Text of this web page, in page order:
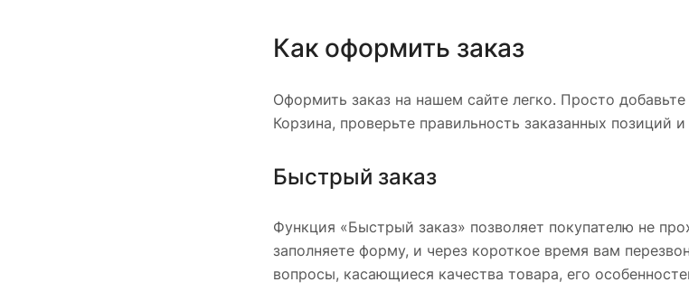
Как оформить заказ
Оформить заказ на нашем сайте легко. Просто
Корзина, проверьте правильность заказанных
Быстрый заказ
Функция «Быстрый заказ» позволяет покупателю не
заполняете форму, и через короткое время вам
вопросы, касающиеся качества товара, его